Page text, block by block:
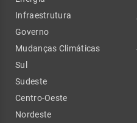
Infraestrutura
Governo
Mudanças Climáticas
Sul
Sudeste
Centro-Oeste
Nordeste